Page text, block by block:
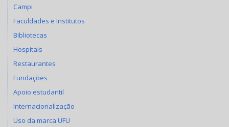
Campi
Faculdades e Institutos
Bibliotecas
Hospitais
Restaurantes
Fundações
Apoio estudantil
Internacionalização
Uso da marca UFU